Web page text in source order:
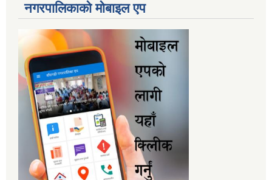
नगरपालिकाकाे माेबाइल एप